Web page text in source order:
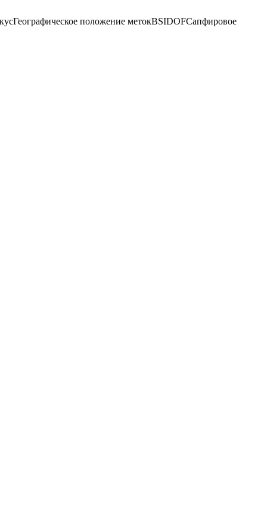
Географическое положение метокBSIDOFСапфировое